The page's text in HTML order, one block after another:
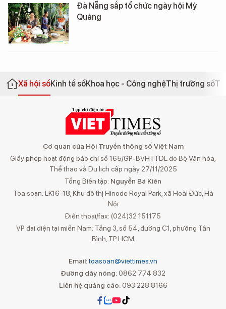
Đà Nẵng sắp tổ chức ngày hội Mỳ
Quảng
Xã hội sốKinh tế sốKhoa học - Công nghệThị trường số
Cơ quan của Hội Truyền thông số Việt Nam
Giấy phép hoạt động báo chí số 165/GP-BVHTTDL do Bộ Văn hóa,
Thể thao và Du lịch cấp ngày 27/11/2025
Tổng Biên tập: Nguyễn Bá Kiên
Tòa soạn: LK16-18, Khu đô thị Hinode Royal Park, xã Hoài Đức, Hà
Nội
Điện thoại/fax: (024)32 151175
VP đại diện tại miền Nam: Tầng 3, số 54, đường C1, phường Tân
Bình, TP.HCM
Email:toasoan@viettimes.vn
Đường dây nóng: 0862 774 832
Liên hệ quảng cáo:093 228 8166